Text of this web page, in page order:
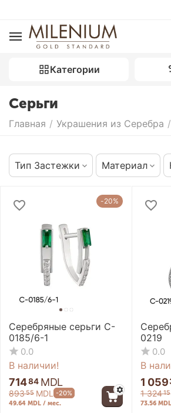
Категории
Серьги
Главная / Украшения из Серебра /
Тип Застежки Материал
-20%
Серебряные серьги C-
0185/6-1
0.0
В наличии!
71484 MDL
89355 MDL -20%
49.64 MDL / мес.
0219
0.0
В
1 059
1 32415
73.56